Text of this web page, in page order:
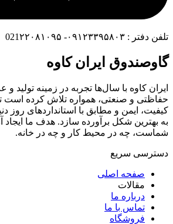
تلفن دفتر : ۰۹۱۲۳۳۹۵۸۰۳- 021۲۲۰۸۱۰۹۵
گاوصندوق ایران کاوه
ایران کاوه با سال‌ها تجربه در زمینه تولید
حفاظتی و صنعتی، همواره تلاش کرده است تا
کیفیت، ایمن و مطابق با استانداردهای روز
به بهترین شکل برآورده سازد. هدف ما
شماست، چه در محیط کار و چه در خانه.
دسترسی سریع
صفحه اصلی
مقالات
درباره ما
تماس با ما
فروشگاه